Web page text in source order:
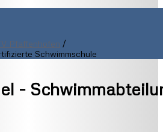
Pfaffenhofen /
Schwimmschule
-